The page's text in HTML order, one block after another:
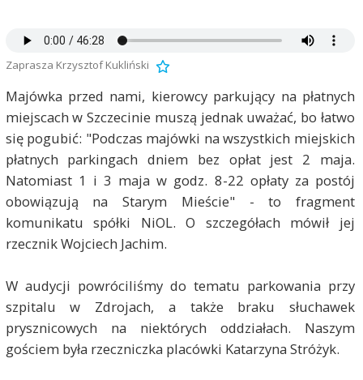
Zaprasza Krzysztof Kukliński
Majówka przed nami, kierowcy parkujący na płatnych
miejscach w Szczecinie muszą jednak uważać, bo łatwo
się pogubić: "Podczas majówki na wszystkich miejskich
płatnych parkingach dniem bez opłat jest 2 maja.
Natomiast 1 i 3 maja w godz. 8-22 opłaty za postój
obowiązują na Starym Mieście" - to fragment
komunikatu spółki NiOL. O szczegółach mówił jej
rzecznik Wojciech Jachim.
W audycji powróciliśmy do tematu parkowania przy
szpitalu w Zdrojach, a także braku słuchawek
prysznicowych na niektórych oddziałach. Naszym
gościem była rzeczniczka placówki Katarzyna Stróżyk.